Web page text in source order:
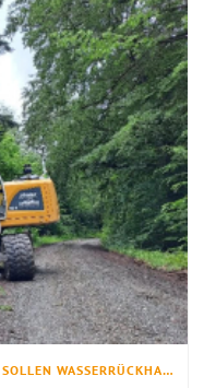
BAGGERARBEITEN AN WALDWEGEN SOLLEN WASSERRÜCKHALT VERBESSERN